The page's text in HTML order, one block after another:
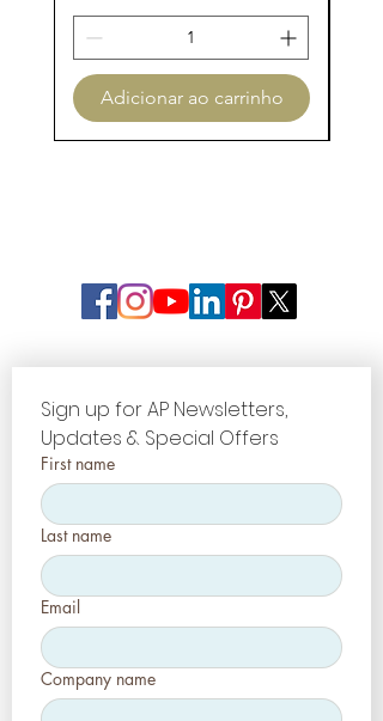
Adicionar ao carrinho
Sign up for AP Newsletters,
Updates & Special Offers
First name
Last name
Email
Company name